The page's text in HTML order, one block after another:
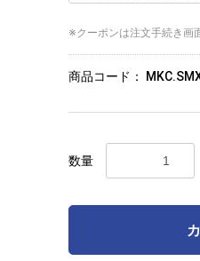
※クーポンは注文手続き画
商品コード：
数量